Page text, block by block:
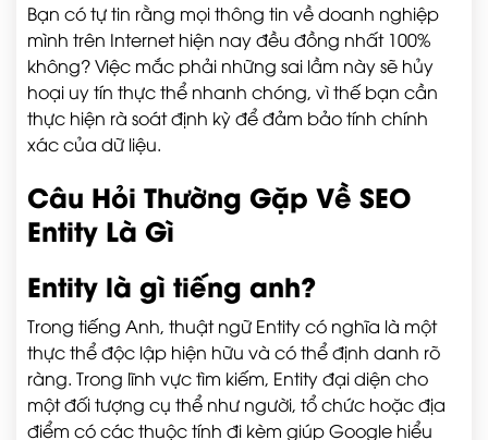
Bạn có tự tin rằng mọi thông tin về doanh nghiệp
mình trên Internet hiện nay đều đồng nhất 100%
không? Việc mắc phải những sai lầm này sẽ hủy
hoại uy tín thực thể nhanh chóng, vì thế bạn cần
thực hiện rà soát định kỳ để đảm bảo tính chính
xác của dữ liệu.
Câu Hỏi Thường Gặp Về SEO
Entity Là Gì
Entity là gì tiếng anh?
Trong tiếng Anh, thuật ngữ Entity có nghĩa là một
thực thể độc lập hiện hữu và có thể định danh rõ
ràng. Trong lĩnh vực tìm kiếm, Entity đại diện cho
một đối tượng cụ thể như người, tổ chức hoặc địa
điểm có các thuộc tính đi kèm giúp Google hiểu